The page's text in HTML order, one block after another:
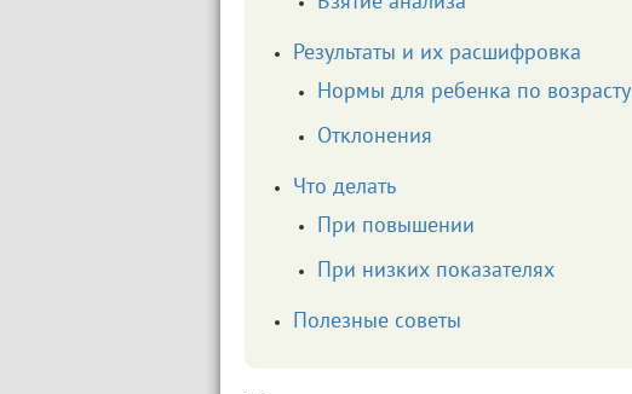
Результаты и их расшифровка
Нормы для ребенка по возрасту
Отклонения
Что делать
При повышении
При низких показателях
Полезные советы